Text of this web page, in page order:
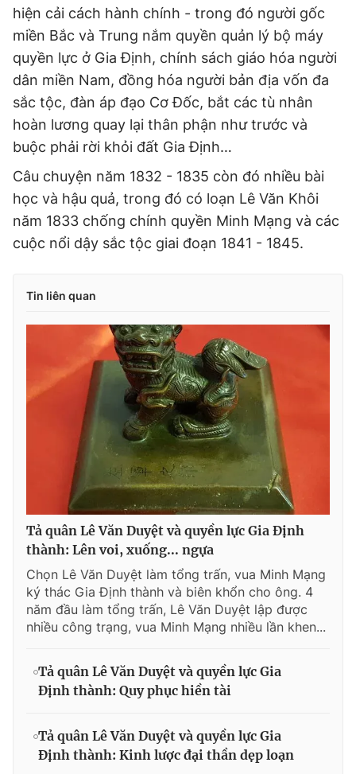
hiện cải cách hành chính - trong đó người gốc
miền Bắc và Trung nắm quyền quản lý bộ máy
quyền lực ở Gia Định, chính sách giáo hóa người
dân miền Nam, đồng hóa người bản địa vốn đa
sắc tộc, đàn áp đạo Cơ Đốc, bắt các tù nhân
hoàn lương quay lại thân phận như trước và
buộc phải rời khỏi đất Gia Định…
Câu chuyện năm 1832 - 1835 còn đó nhiều bài
học và hậu quả, trong đó có loạn Lê Văn Khôi
năm 1833 chống chính quyền Minh Mạng và các
cuộc nổi dậy sắc tộc giai đoạn 1841 - 1845.
Tin liên quan
Tả quân Lê Văn Duyệt và quyền lực Gia Định
thành: Lên voi, xuống... ngựa
Chọn Lê Văn Duyệt làm tổng trấn, vua Minh Mạng
ký thác Gia Định thành và biên khổn cho ông. 4
năm đầu làm tổng trấn, Lê Văn Duyệt lập được
nhiều công trạng, vua Minh Mạng nhiều lần khen...
Tả quân Lê Văn Duyệt và quyền lực Gia
Định thành: Quy phục hiền tài
Tả quân Lê Văn Duyệt và quyền lực Gia
Định thành: Kinh lược đại thần dẹp loạn